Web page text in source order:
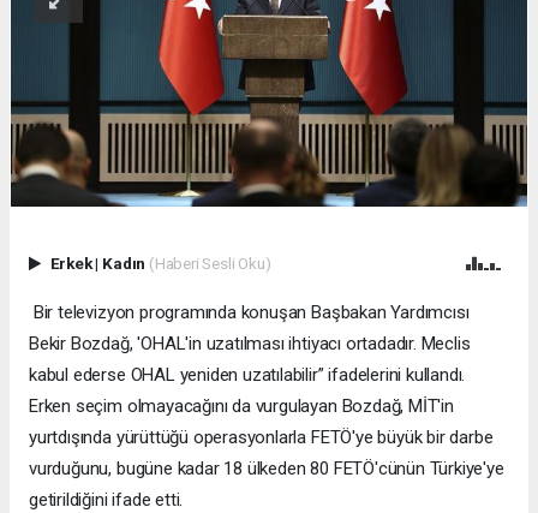
Erkek| Kadın (Haberi Sesli Oku)
Bir televizyon programında konuşan Başbakan Yardımcısı
Bekir Bozdağ, 'OHAL'in uzatılması ihtiyacı ortadadır. Meclis
kabul ederse OHAL yeniden uzatılabilir” ifadelerini kullandı.
Erken seçim olmayacağını da vurgulayan Bozdağ, MİT'in
yurtdışında yürüttüğü operasyonlarla FETÖ'ye büyük bir darbe
vurduğunu, bugüne kadar 18 ülkeden 80 FETÖ'cünün Türkiye'ye
getirildiğini ifade etti.